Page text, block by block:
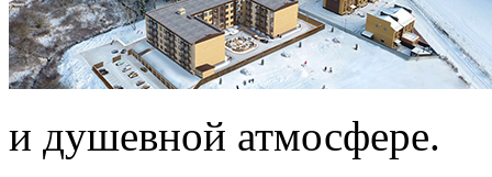
и душевной атмосфере.